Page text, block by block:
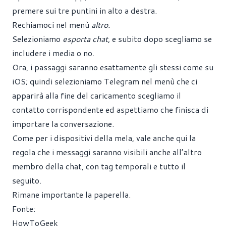
premere sui tre puntini in alto a destra.
Rechiamoci nel menù altro.
Selezioniamo esporta chat, e subito dopo scegliamo se
includere i media o no.
Ora, i passaggi saranno esattamente gli stessi come su
iOS; quindi selezioniamo Telegram nel menù che ci
apparirà alla fine del caricamento scegliamo il
contatto corrispondente ed aspettiamo che finisca di
importare la conversazione.
Come per i dispositivi della mela, vale anche qui la
regola che i messaggi saranno visibili anche all’altro
membro della chat, con tag temporali e tutto il
seguito.
Rimane importante la paperella.
Fonte:
HowToGeek